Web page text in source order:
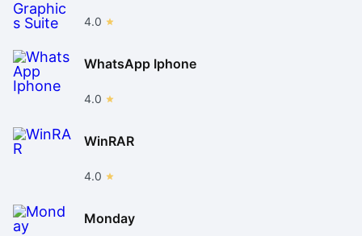
4.0
WhatsApp Iphone
4.0
WinRAR
4.0
Monday